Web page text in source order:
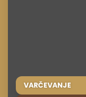
VARČEVANJE